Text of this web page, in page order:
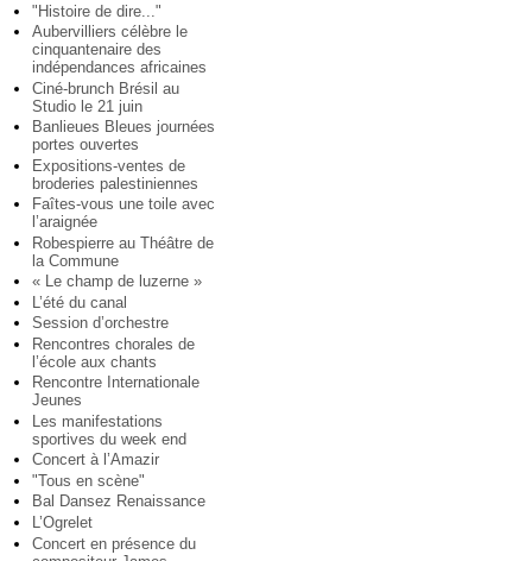
"Histoire de dire..."
Aubervilliers célèbre le
cinquantenaire des
indépendances africaines
Ciné-brunch Brésil au
Studio le 21 juin
Banlieues Bleues journées
portes ouvertes
Expositions-ventes de
broderies palestiniennes
Faîtes-vous une toile avec
l’araignée
Robespierre au Théâtre de
la Commune
« Le champ de luzerne »
L’été du canal
Session d’orchestre
Rencontres chorales de
l’école aux chants
Rencontre Internationale
Jeunes
Les manifestations
sportives du week end
Concert à l’Amazir
"Tous en scène"
Bal Dansez Renaissance
L’Ogrelet
Concert en présence du